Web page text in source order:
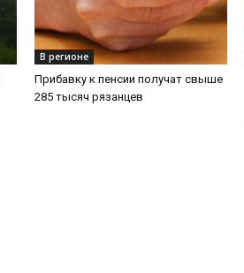
В регионе
Прибавку к пенсии получат свыше
285 тысяч рязанцев